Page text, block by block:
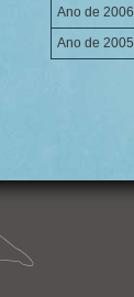
Ano de 2006
Ano de 2005